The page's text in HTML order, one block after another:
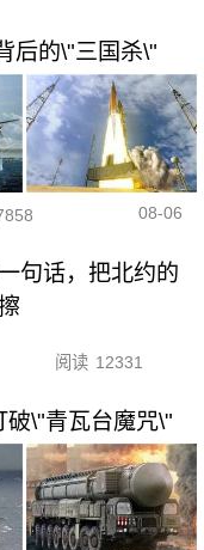
后的\"三国杀\"
08-06
句话，把北约的
阅读 12331
破\"青瓦台魔咒\"